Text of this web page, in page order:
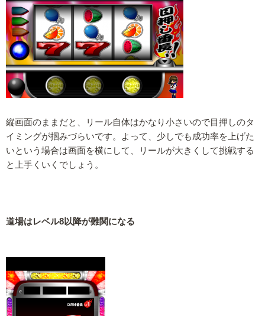
縦画面のままだと、リール自体はかなり小さいので目押しのタ
イミングが掴みづらいです。よって、少しでも成功率を上げた
いという場合は画面を横にして、リールが大きくして挑戦する
と上手くいくでしょう。
道場はレベル8以降が難関になる